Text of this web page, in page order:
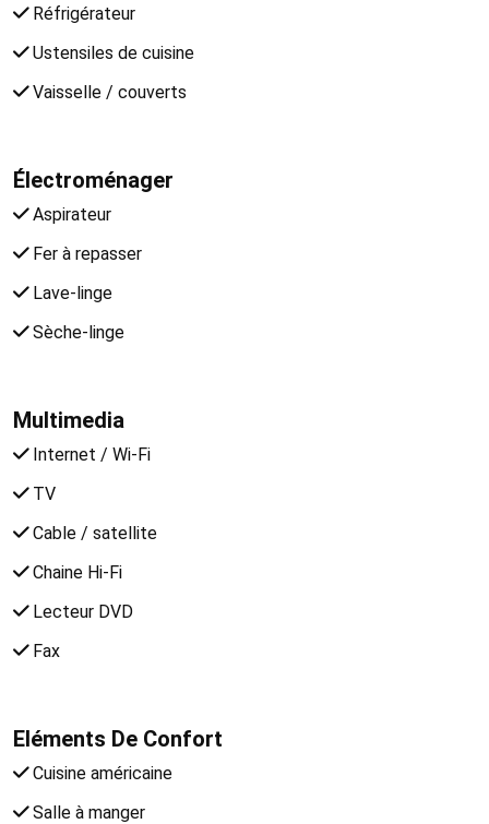
Réfrigérateur
Ustensiles de cuisine
Vaisselle / couverts
Électroménager
Aspirateur
Fer à repasser
Lave-linge
Sèche-linge
Multimedia
Internet / Wi-Fi
TV
Cable / satellite
Chaine Hi-Fi
Lecteur DVD
Fax
Eléments De Confort
Cuisine américaine
Salle à manger